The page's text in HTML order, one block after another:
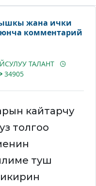
жана ички
комментарий
ТАЛАНТ
34905
кайтарчу
толгоо
туш